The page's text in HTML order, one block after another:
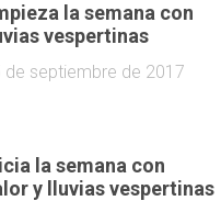
la semana con
vespertinas
de septiembre de 2017
la semana con
y lluvias vespertinas